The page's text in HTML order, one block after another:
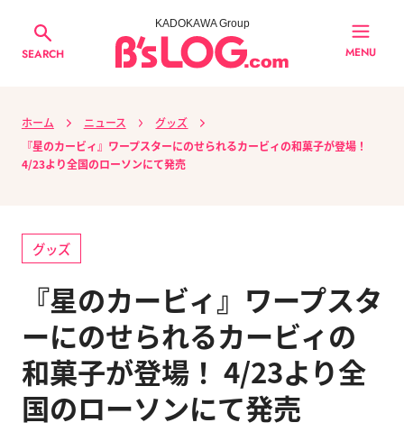
SEARCH
KADOKAWA Group
MENU
ホーム ニュース
グッズ
『星のカービィ』ワープスターにのせられるカービィの和菓子が登場！
4/23より全国のローソンにて発売
グッズ
『星のカービィ』ワープスタ
ーにのせられるカービィの
和菓子が登場！ 4/23より全
国のローソンにて発売